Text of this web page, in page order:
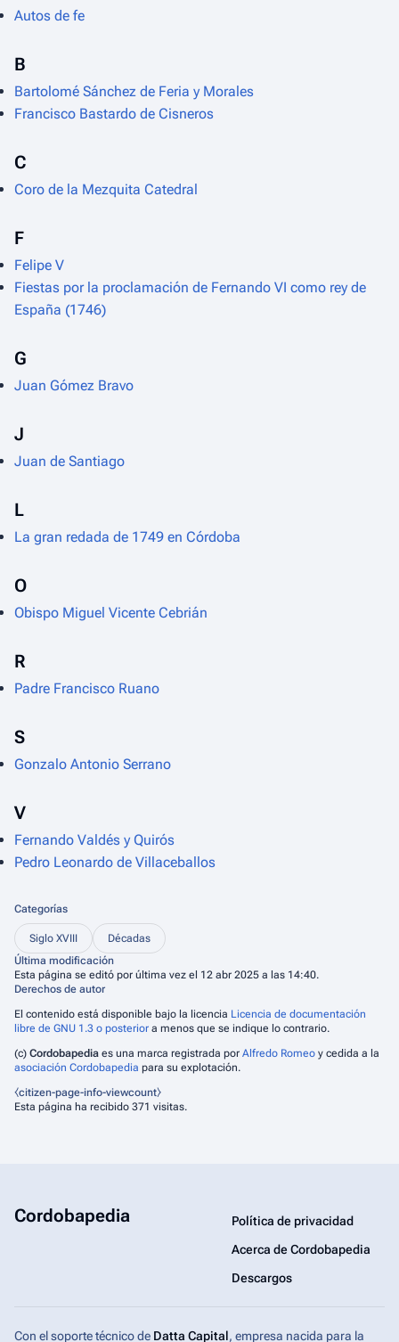
Autos de fe
B
Bartolomé Sánchez de Feria y Morales
Francisco Bastardo de Cisneros
C
Coro de la Mezquita Catedral
F
Felipe V
Fiestas por la proclamación de Fernando VI como rey de
España (1746)
G
Juan Gómez Bravo
J
Juan de Santiago
L
La gran redada de 1749 en Córdoba
O
Obispo Miguel Vicente Cebrián
R
Padre Francisco Ruano
S
Gonzalo Antonio Serrano
V
Fernando Valdés y Quirós
Pedro Leonardo de Villaceballos
Categorías
Siglo XVIII
Décadas
Última modificación
Esta página se editó por última vez el 12 abr 2025 a las 14:40.
Derechos de autor
El contenido está disponible bajo la licencia Licencia de documentación
libre de GNU 1.3 o posterior a menos que se indique lo contrario.
(c) Cordobapedia es una marca registrada por Alfredo Romeo y cedida a la
asociación Cordobapedia para su explotación.
⧼citizen-page-info-viewcount⧽
Esta página ha recibido 371 visitas.
Cordobapedia
Política de privacidad
Acerca de Cordobapedia
Descargos
Con el soporte técnico de Datta Capital, empresa nacida para la